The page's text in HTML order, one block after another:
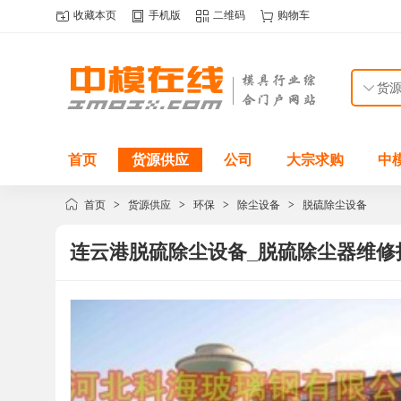
收藏本页 手机版 二维码 购物车
首页 货源供应 公司 大宗求购 中
首页 > 货源供应 > 环保 > 除尘设备 > 脱硫除尘设备
连云港脱硫除尘设备_脱硫除尘器维